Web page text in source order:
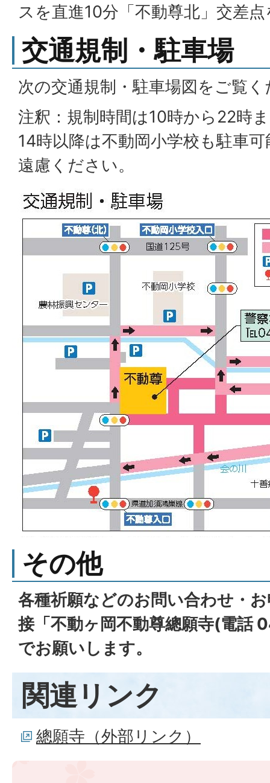
スを直進10分「不動尊北」交差
交通規制・駐車場
次の交通規制・駐車場図をご覧
注釈：規制時間は10時から22時
14時以降は不動岡小学校も駐車
遠慮ください。
その他
各種祈願などのお問い合わせ・
接「不動ヶ岡不動尊總願寺(電
でお願いします。
関連リンク
總願寺（外部リンク）